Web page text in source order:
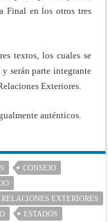
Final en los otros tres
textos, los cuales se
serán parte integrante
Exteriores.
auténticos.
CONSEJO
EXTERIORES
ESTADOS